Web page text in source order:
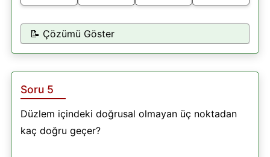
📝 Çözümü Göster
Soru 5
Düzlem içindeki doğrusal olmayan üç noktadan
kaç doğru geçer?